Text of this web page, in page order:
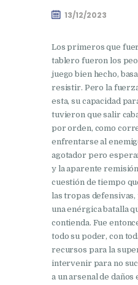
13/12/2023
Los primeros que
tablero fueron los
juego bien hecho,
resistir. Pero la
esta, su capacidad
tuvieron que salir
por orden, como
enfrentarse al
agotador pero
y la aparente
cuestión de tiempo
las tropas
una enérgica batalla
contienda. Fue
todo su poder, con
recursos para la
intervenir para no
a un arsenal de daños